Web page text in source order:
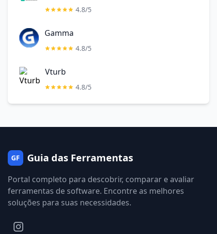
4.8/5
Gamma
4.8/5
Vturb
4.8/5
GF Guia das Ferramentas
Portal completo para descobrir, comparar e avaliar
ferramentas de software. Encontre as melhores
soluções para suas necessidades.